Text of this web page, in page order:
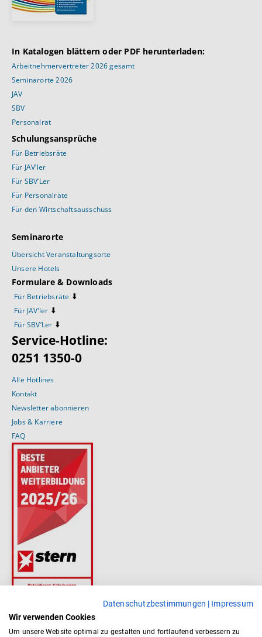
Datenschutzbestimmungen | Impressum
Wir verwenden Cookies
Um unsere Website optimal zu gestalten und fortlaufend verbessern zu
In Katalogen blättern oder PDF herunterladen:
Arbeitnehmervertreter 2026 gesamt
Seminarorte 2026
JAV
SBV
Personalrat
Schulungsansprüche
Für Betriebsräte
Für JAV’ler
Für SBV’Ler
Für Personalräte
Für den Wirtschaftsausschuss
Seminarorte
Übersicht Veranstaltungsorte
Unsere Hotels
Formulare & Downloads
Für Betriebsräte ⬇️
Für JAV’ler ⬇️
Für SBV’Ler ⬇️
Service-Hotline:
0251 1350-0
Alle Hotlines
Kontakt
Newsletter abonnieren
Jobs & Karriere
FAQ